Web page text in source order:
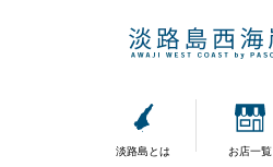
淡路島とは お店一覧